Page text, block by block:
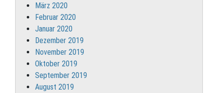
März 2020
Februar 2020
Januar 2020
Dezember 2019
November 2019
Oktober 2019
September 2019
August 2019